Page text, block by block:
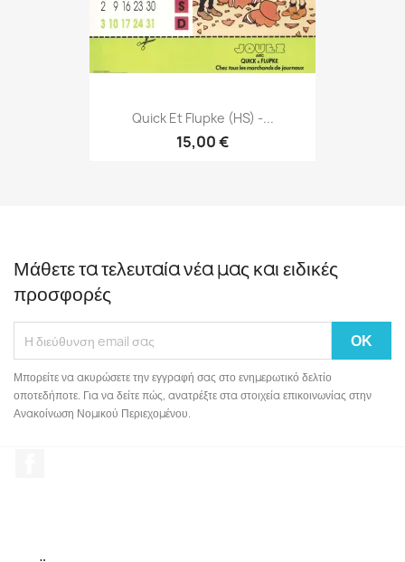
Quick Et Flupke (HS) -...
15,00 €
Μάθετε τα τελευταία νέα μας και ειδικές
προσφορές
Μπορείτε να ακυρώσετε την εγγραφή σας στο ενημερωτικό δελτίο
οποτεδήποτε. Για να δείτε πώς, ανατρέξτε στα στοιχεία επικοινωνίας στην
Ανακοίνωση Νομικού Περιεχομένου.